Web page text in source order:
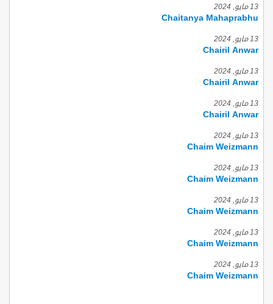
13 مايو, 2024
Chaitanya Mahaprabhu
13 مايو, 2024
Chairil Anwar
13 مايو, 2024
Chairil Anwar
13 مايو, 2024
Chairil Anwar
13 مايو, 2024
Chaim Weizmann
13 مايو, 2024
Chaim Weizmann
13 مايو, 2024
Chaim Weizmann
13 مايو, 2024
Chaim Weizmann
13 مايو, 2024
Chaim Weizmann